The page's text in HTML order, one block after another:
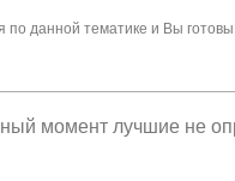
данной тематике и Вы готовы
момент лучшие не